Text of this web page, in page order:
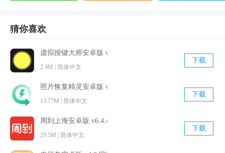
猜你喜欢
虚拟按键大师安卓版 v6.1 最新免费版
2.4M | 简体中文
下载
照片恢复精灵安卓版 v2.4.1 最新免费版
13.77M | 简体中文
下载
周到上海安卓版 v6.4.4 最新免费版
29.5M | 简体中文
下载